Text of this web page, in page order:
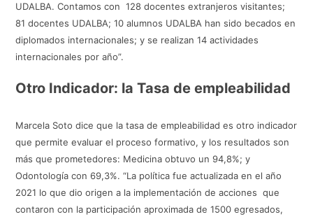
UDALBA. Contamos con 128 docentes extranjeros visitantes;
81 docentes UDALBA; 10 alumnos UDALBA han sido becados en
diplomados internacionales; y se realizan 14 actividades
internacionales por año”.
Otro Indicador: la Tasa de empleabilidad
Marcela Soto dice que la tasa de empleabilidad es otro indicador
que permite evaluar el proceso formativo, y los resultados son
más que prometedores: Medicina obtuvo un 94,8%; y
Odontología con 69,3%. “La política fue actualizada en el año
2021 lo que dio origen a la implementación de acciones que
contaron con la participación aproximada de 1500 egresados,